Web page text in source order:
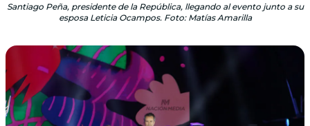
Santiago Peña, presidente de la República, llegando al evento junto a su
esposa Leticia Ocampos. Foto: Matías Amarilla